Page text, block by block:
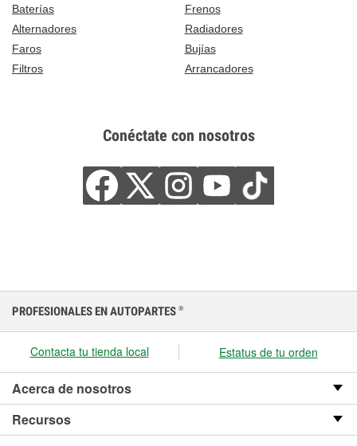
Baterías
Frenos
Alternadores
Radiadores
Faros
Bujías
Filtros
Arrancadores
Conéctate con nosotros
PROFESIONALES EN AUTOPARTES ®
Contacta tu tienda local Estatus de tu orden
Acerca de nosotros
Recursos